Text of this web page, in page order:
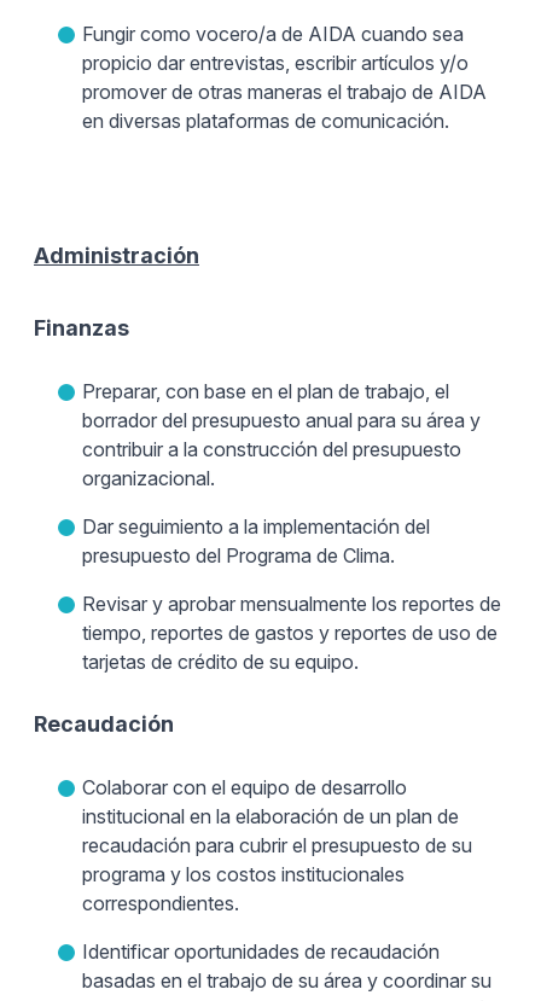
Fungir como vocero/a de AIDA cuando sea
propicio dar entrevistas, escribir artículos y/o
promover de otras maneras el trabajo de AIDA
en diversas plataformas de comunicación.
Administración
Finanzas
Preparar, con base en el plan de trabajo, el
borrador del presupuesto anual para su área y
contribuir a la construcción del presupuesto
organizacional.
Dar seguimiento a la implementación del
presupuesto del Programa de Clima.
Revisar y aprobar mensualmente los reportes de
tiempo, reportes de gastos y reportes de uso de
tarjetas de crédito de su equipo.
Recaudación
Colaborar con el equipo de desarrollo
institucional en la elaboración de un plan de
recaudación para cubrir el presupuesto de su
programa y los costos institucionales
correspondientes.
Identificar oportunidades de recaudación
basadas en el trabajo de su área y coordinar su